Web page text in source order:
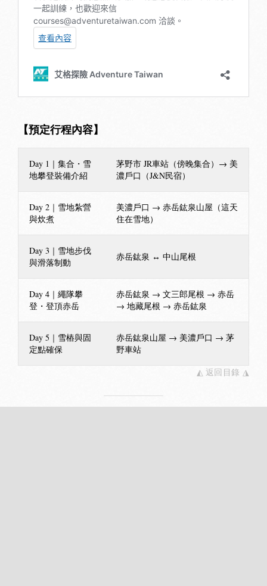
【預定行程內容】
Day 1｜集合・雪
地攀登裝備介紹
茅野市 JR車站（傍晚集合）→ 美
濃戶口（J&N民宿）
Day 2｜雪地紮營
與炊煮
美濃戶口 → 赤岳鈜泉山屋（這天
住在雪地）
Day 3｜雪地步伐
與滑落制動
赤岳鈜泉 ↔ 中山尾根
Day 4｜繩隊攀
登・登頂赤岳
赤岳鈜泉 → 文三郎尾根 → 赤岳
→ 地藏尾根 → 赤岳鈜泉
Day 5｜雪樁與固
定點確保
赤岳鈜泉山屋 → 美濃戶口 → 茅
野車站
◭ 返回目錄 ◮